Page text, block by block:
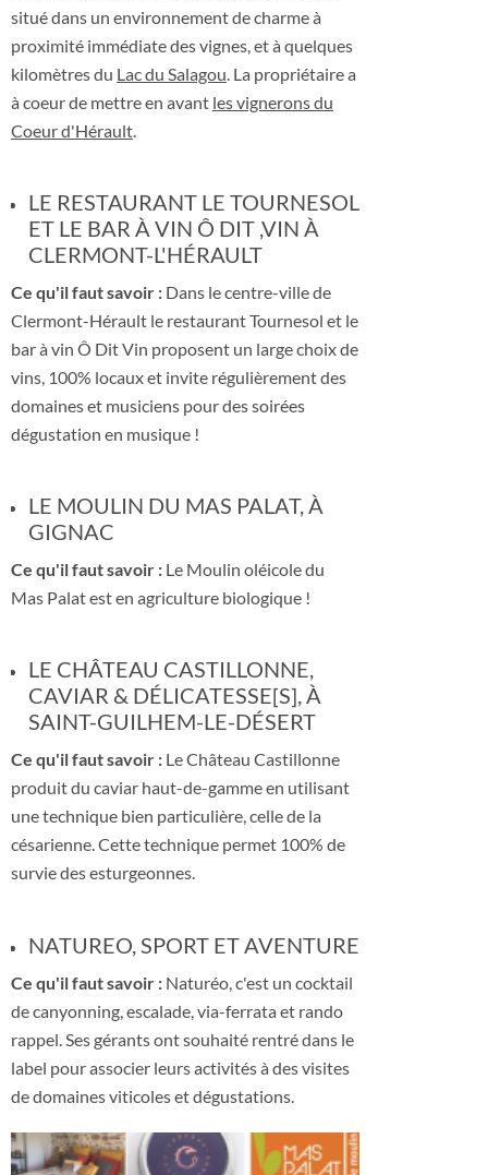
situé dans un environnement de charme à
proximité immédiate des vignes, et à quelques
kilomètres du Lac du Salagou . La propriétaire a
à coeur de mettre en avant les vignerons du
Coeur d'Hérault
LE RESTAURANT LE TOURNESOL
ET LE BAR À VIN Ô DIT ,VIN À
CLERMONT-L'HÉRAULT
Ce qu'il faut savoir : Dans le centre-ville de
Clermont-Hérault le restaurant Tournesol et le
bar à vin Ô Dit Vin proposent un large choix de
vins, 100% locaux et invite régulièrement des
domaines et musiciens pour des soirées
dégustation en musique !
LE MOULIN DU MAS PALAT, À
GIGNAC
Ce qu'il faut savoir : Le Moulin oléicole du
Mas Palat est en agriculture biologique !
LE CHÂTEAU CASTILLONNE,
CAVIAR & DÉLICATESSE[S], À
SAINT-GUILHEM-LE-DÉSERT
Ce qu'il faut savoir : Le Château Castillonne
produit du caviar haut-de-gamme en utilisant
une technique bien particulière, celle de la
césarienne. Cette technique permet 100% de
survie des esturgeonnes.
NATUREO, SPORT ET AVENTURE
Ce qu'il faut savoir : Naturéo, c'est un cocktail
de canyonning, escalade, via-ferrata et rando
rappel. Ses gérants ont souhaité rentré dans le
label pour associer leurs activités à des visites
de domaines viticoles et dégustations.